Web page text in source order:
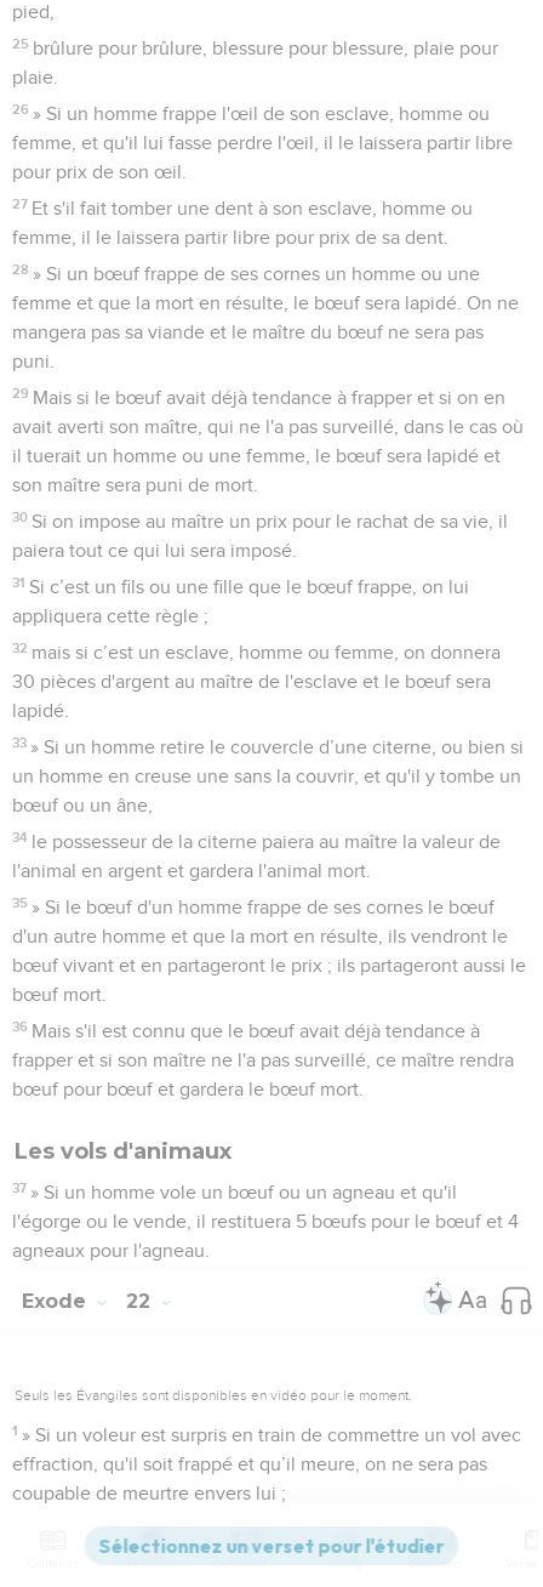
pied,
25 brûlure pour brûlure, blessure pour blessure, plaie pour
plaie.
26 » Si un homme frappe l'œil de son esclave, homme ou
femme, et qu'il lui fasse perdre l'œil, il le laissera partir libre
pour prix de son œil.
27 Et s'il fait tomber une dent à son esclave, homme ou
femme, il le laissera partir libre pour prix de sa dent.
28 » Si un bœuf frappe de ses cornes un homme ou une
femme et que la mort en résulte, le bœuf sera lapidé. On ne
mangera pas sa viande et le maître du bœuf ne sera pas
puni.
29 Mais si le bœuf avait déjà tendance à frapper et si on en
avait averti son maître, qui ne l'a pas surveillé, dans le cas où
il tuerait un homme ou une femme, le bœuf sera lapidé et
son maître sera puni de mort.
30 Si on impose au maître un prix pour le rachat de sa vie, il
paiera tout ce qui lui sera imposé.
31 Si c’est un fils ou une fille que le bœuf frappe, on lui
appliquera cette règle ;
32 mais si c’est un esclave, homme ou femme, on donnera
30 pièces d'argent au maître de l'esclave et le bœuf sera
lapidé.
33 » Si un homme retire le couvercle d’une citerne, ou bien si
un homme en creuse une sans la couvrir, et qu'il y tombe un
bœuf ou un âne,
34 le possesseur de la citerne paiera au maître la valeur de
l'animal en argent et gardera l'animal mort.
35 » Si le bœuf d'un homme frappe de ses cornes le bœuf
d'un autre homme et que la mort en résulte, ils vendront le
bœuf vivant et en partageront le prix ; ils partageront aussi le
bœuf mort.
36 Mais s'il est connu que le bœuf avait déjà tendance à
frapper et si son maître ne l'a pas surveillé, ce maître rendra
bœuf pour bœuf et gardera le bœuf mort.
Les vols d'animaux
37 » Si un homme vole un bœuf ou un agneau et qu'il
l'égorge ou le vende, il restituera 5 bœufs pour le bœuf et 4
agneaux pour l'agneau.
Exode 22
Seuls les Évangiles sont disponibles en vidéo pour le moment.
1 » Si un voleur est surpris en train de commettre un vol avec
effraction, qu'il soit frappé et qu’il meure, on ne sera pas
coupable de meurtre envers lui ;
toutefois si le soleil est levé, on sera coupable de meurtre
envers lui. Un voleur devra faire une restitution : s'il n'a rien,
Versions Commentaires Strong